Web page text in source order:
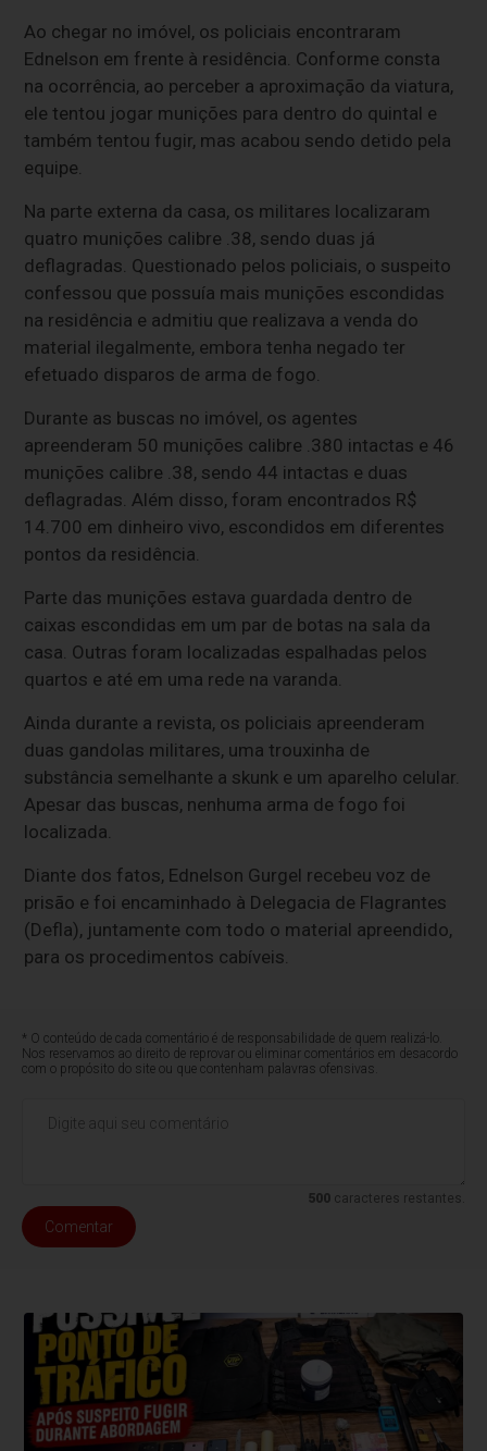
Ao chegar no imóvel, os policiais encontraram
Ednelson em frente à residência. Conforme consta
na ocorrência, ao perceber a aproximação da viatura,
ele tentou jogar munições para dentro do quintal e
também tentou fugir, mas acabou sendo detido pela
equipe.
Na parte externa da casa, os militares localizaram
quatro munições calibre .38, sendo duas já
deflagradas. Questionado pelos policiais, o suspeito
confessou que possuía mais munições escondidas
na residência e admitiu que realizava a venda do
material ilegalmente, embora tenha negado ter
efetuado disparos de arma de fogo.
Durante as buscas no imóvel, os agentes
apreenderam 50 munições calibre .380 intactas e 46
munições calibre .38, sendo 44 intactas e duas
deflagradas. Além disso, foram encontrados R$
14.700 em dinheiro vivo, escondidos em diferentes
pontos da residência.
Parte das munições estava guardada dentro de
caixas escondidas em um par de botas na sala da
casa. Outras foram localizadas espalhadas pelos
quartos e até em uma rede na varanda.
Ainda durante a revista, os policiais apreenderam
duas gandolas militares, uma trouxinha de
substância semelhante a skunk e um aparelho celular.
Apesar das buscas, nenhuma arma de fogo foi
localizada.
Diante dos fatos, Ednelson Gurgel recebeu voz de
prisão e foi encaminhado à Delegacia de Flagrantes
(Defla), juntamente com todo o material apreendido,
para os procedimentos cabíveis.
* O conteúdo de cada comentário é de responsabilidade de quem realizá-lo.
Nos reservamos ao direito de reprovar ou eliminar comentários em desacordo
com o propósito do site ou que contenham palavras ofensivas.
500caracteres restantes.
Comentar